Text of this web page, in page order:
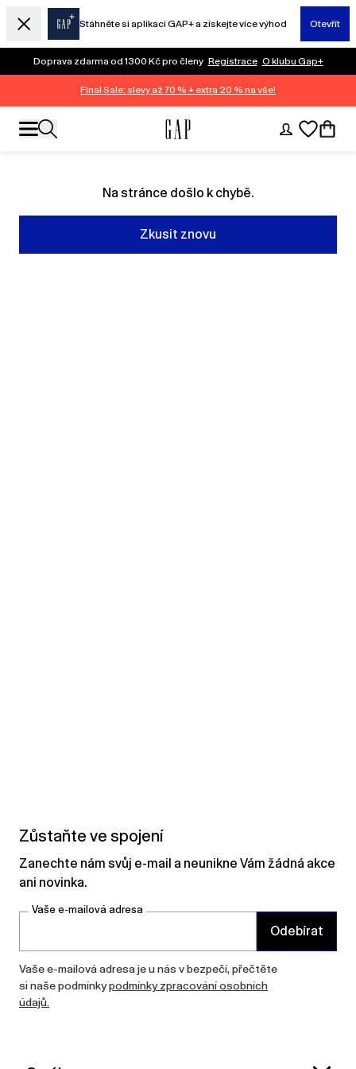
Stáhněte si aplikaci GAP+ a získejte více výhod Otevřít
Doprava zdarma od 1300 Kč pro členy Registrace O klubu Gap+
Final Sale: slevy až 70 % + extra 20 % na vše!
Na stránce došlo k chybě.
Zkusit znovu
Zůstaňte ve spojení
Zanechte nám svůj e-mail a neunikne Vám žádná akce
ani novinka.
Vaše e-mailová adresa
Odebírat
Vaše e-mailová adresa je u nás v bezpečí, přečtěte
si naše podmínkypodmínky zpracování osobních
údajů.